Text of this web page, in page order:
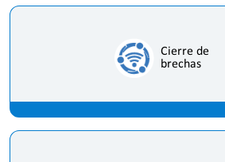
Cierre de
brechas